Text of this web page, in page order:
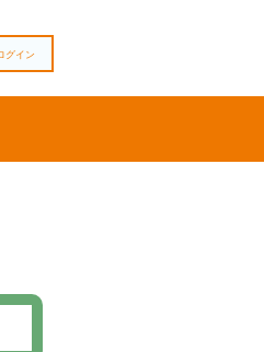
グイン